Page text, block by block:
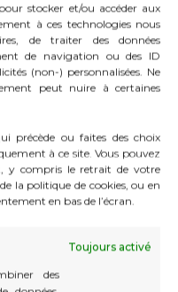
stocker et/ou accéder aux
à ces technologies nous
de traiter des données
de navigation ou des ID
(non-) personnalisées. Ne
peut nuire à certaines
précède ou faites des choix
à ce site. Vous pouvez
y compris le retrait de votre
la politique de cookies, ou en
en bas de l’écran.
Toujours activé
des